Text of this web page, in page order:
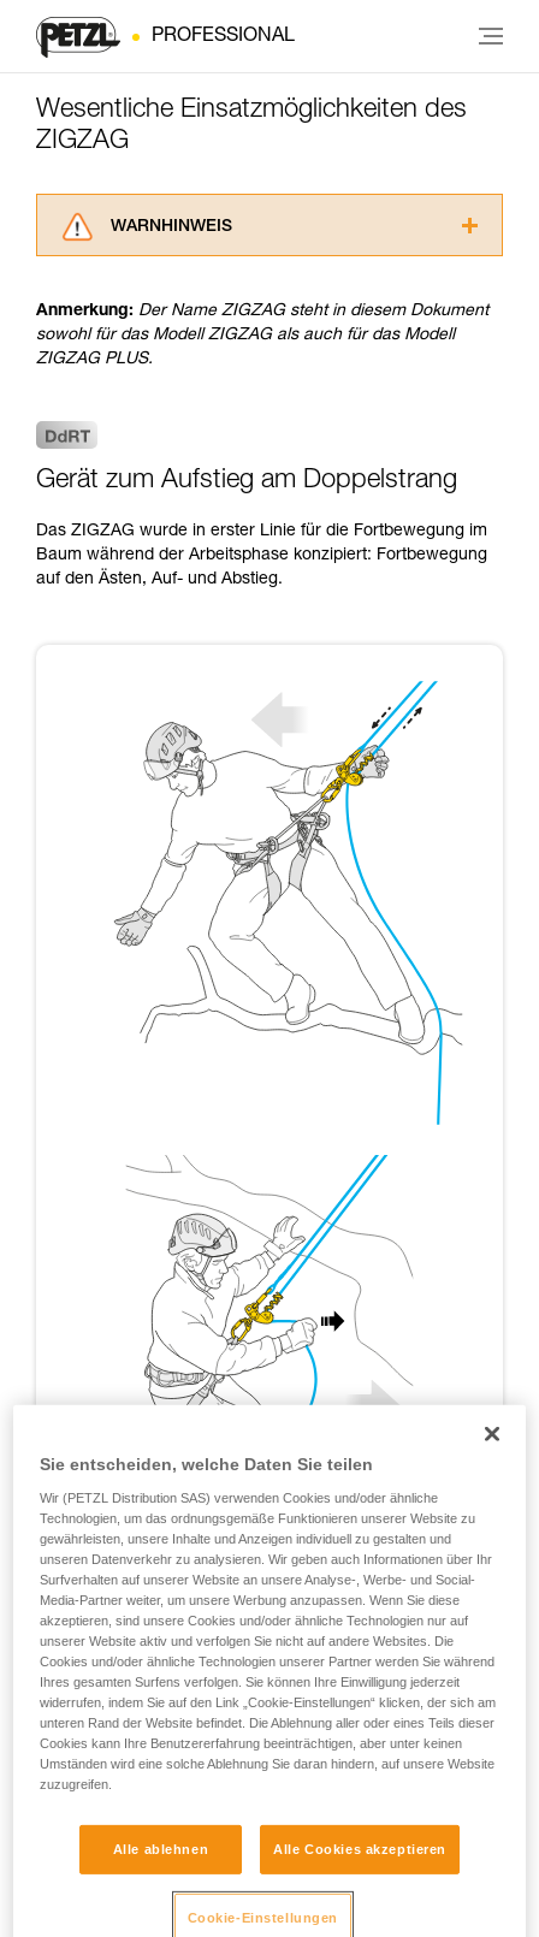
PROFESSIONAL
Wesentliche Einsatzmöglichkeiten des
ZIGZAG
WARNHINWEIS
aufmerksam durch, bevor Sie diesen zu Rate
ziehen. Um diese Zusatzinformationen
verstehen zu können, müssen Sie zuerst die in
Training voraus. Prüfen Sie zusammen mit
Vorgang alleine sicher zu wiederholen, bevor
Sie ihn eigenständig durchführen.
Wir geben Beispiele für die mit Ihrer Aktivität
Anmerkung: Der Name ZIGZAG steht in diesem Dokument
sowohl für das Modell ZIGZAG als auch für das Modell
ZIGZAG PLUS.
Gerät zum Aufstieg am Doppelstrang
Das ZIGZAG wurde in erster Linie für die Fortbewegung im
Baum während der Arbeitsphase konzipiert: Fortbewegung
auf den Ästen, Auf- und Abstieg.
Sie entscheiden, welche Daten Sie teilen
Wir (PETZL Distribution SAS) verwenden Cookies und/oder ähnliche
Technologien, um das ordnungsgemäße Funktionieren unserer Website zu
gewährleisten, unsere Inhalte und Anzeigen individuell zu gestalten und
unseren Datenverkehr zu analysieren. Wir geben auch Informationen über Ihr
Surfverhalten auf unserer Website an unsere Analyse-, Werbe- und Social-
Media-Partner weiter, um unsere Werbung anzupassen. Wenn Sie diese
akzeptieren, sind unsere Cookies und/oder ähnliche Technologien nur auf
unserer Website aktiv und verfolgen Sie nicht auf andere Websites. Die
Cookies und/oder ähnliche Technologien unserer Partner werden Sie während
Ihres gesamten Surfens verfolgen. Sie können Ihre Einwilligung jederzeit
widerrufen, indem Sie auf den Link „Cookie-Einstellungen“ klicken, der sich am
unteren Rand der Website befindet. Die Ablehnung aller oder eines Teils dieser
Cookies kann Ihre Benutzererfahrung beeinträchtigen, aber unter keinen
Umständen wird eine solche Ablehnung Sie daran hindern, auf unsere Website
zuzugreifen.
Alle ablehnen Alle Cookies akzeptieren
Cookie-Einstellungen